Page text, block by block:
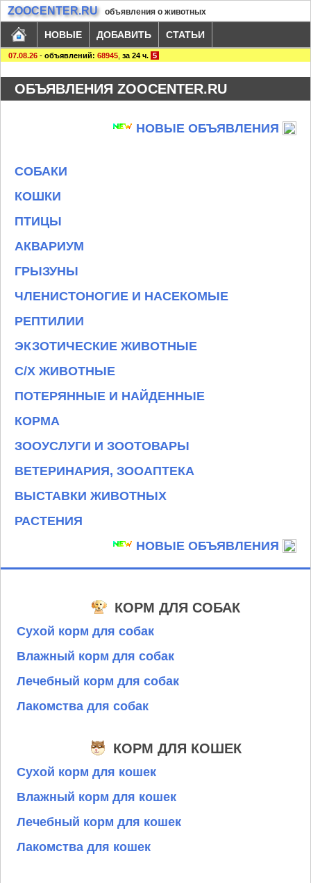
ZOOCENTER.RU объявления о животных
НОВЫЕ ДОБАВИТЬ СТАТЬИ
07.08.26 - объявлений: 68945 за 24 ч. 5
ОБЪЯВЛЕНИЯ ZOOCENTER.RU
НОВЫЕ ОБЪЯВЛЕНИЯ
СОБАКИ
КОШКИ
ПТИЦЫ
АКВАРИУМ
ГРЫЗУНЫ
ЧЛЕНИСТОНОГИЕ И НАСЕКОМЫЕ
РЕПТИЛИИ
ЭКЗОТИЧЕСКИЕ ЖИВОТНЫЕ
С/Х ЖИВОТНЫЕ
ПОТЕРЯННЫЕ И НАЙДЕННЫЕ
КОРМА
ЗООУСЛУГИ И ЗООТОВАРЫ
ВЕТЕРИНАРИЯ, ЗООАПТЕКА
ВЫСТАВКИ ЖИВОТНЫХ
РАСТЕНИЯ
НОВЫЕ ОБЪЯВЛЕНИЯ
КОРМ ДЛЯ СОБАК
Сухой корм для собак
Влажный корм для собак
Лечебный корм для собак
Лакомства для собак
КОРМ ДЛЯ КОШЕК
Сухой корм для кошек
Влажный корм для кошек
Лечебный корм для кошек
Лакомства для кошек